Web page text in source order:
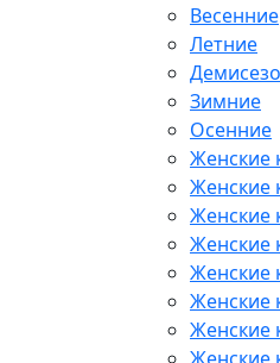
Весенние
Летние
Зимние
Осенние
Женские
Женские
Женские
Женские
Женские
Женские
Женские